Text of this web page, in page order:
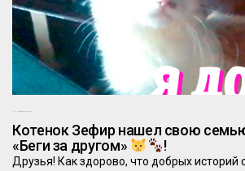
Котенок Зефир нашел свою
«Беги за другом»
!
Друзья! Как здорово, что добрых историй